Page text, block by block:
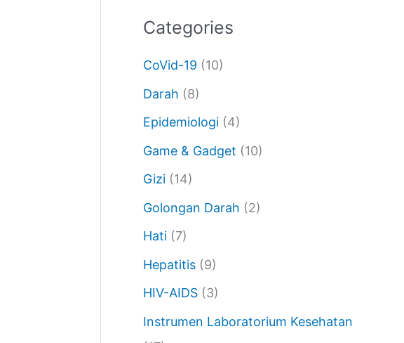
Categories
CoVid-19 (10)
Darah (8)
Epidemiologi (4)
Game & Gadget (10)
Gizi (14)
Golongan Darah (2)
Hati (7)
Hepatitis (9)
HIV-AIDS (3)
Instrumen Laboratorium Kesehatan